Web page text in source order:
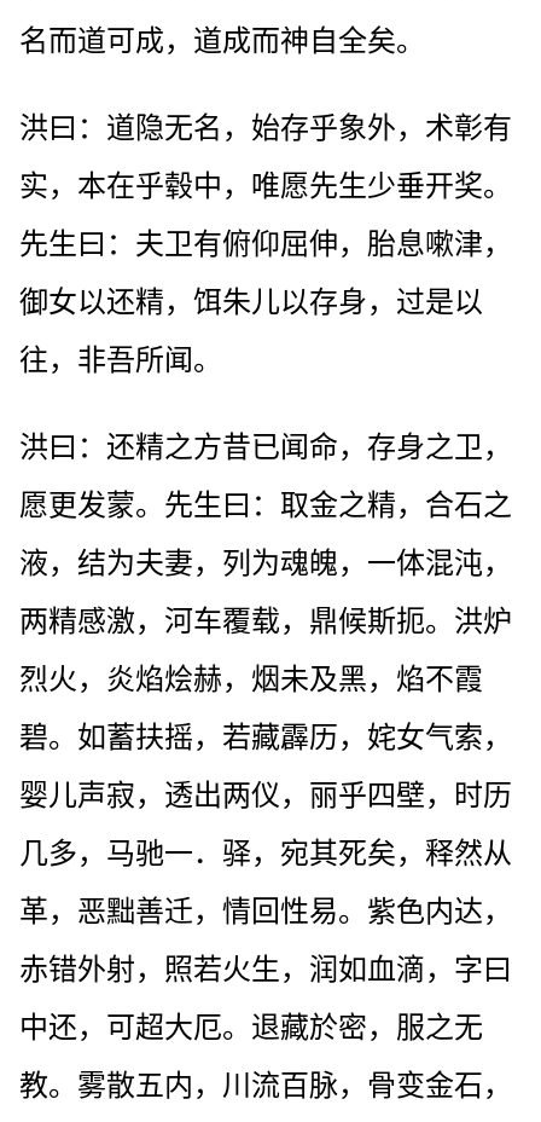
名而道可成，道成而神自全矣。
洪曰：道隐无名，始存乎象外，术彰有
实，本在乎毂中，唯愿先生少垂开奖。
先生曰：夫卫有俯仰屈伸，胎息嗽津，
御女以还精，饵朱儿以存身，过是以
往，非吾所闻。
洪曰：还精之方昔已闻命，存身之卫，
愿更发蒙。先生曰：取金之精，合石之
液，结为夫妻，列为魂魄，一体混沌，
两精感激，河车覆载，鼎候斯扼。洪炉
烈火，炎焰烩赫，烟未及黑，焰不霞
碧。如蓄扶摇，若藏霹历，姹女气索，
婴儿声寂，透出两仪，丽乎四壁，时历
几多，马驰一．驿，宛其死矣，释然从
革，恶黜善迁，情回性易。紫色内达，
赤错外射，照若火生，润如血滴，字曰
中还，可超大厄。退藏於密，服之无
教。雾散五内，川流百脉，骨变金石，